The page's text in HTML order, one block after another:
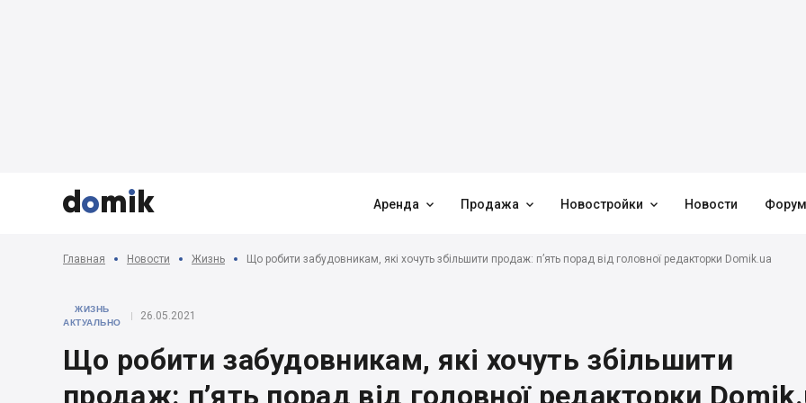


 Аренда  Продажа  Новостройки  Новости Форум
Главная Новости Жизнь Що робити забудовникам, які хочуть збільшити продаж: п’ять порад від головної редакторки Domik.ua
ЖИЗНЬ
АКТУАЛЬНО
26.05.2021
Що робити забудовникам, які хочуть збільшити
продаж: п’ять порад від головної редакторки